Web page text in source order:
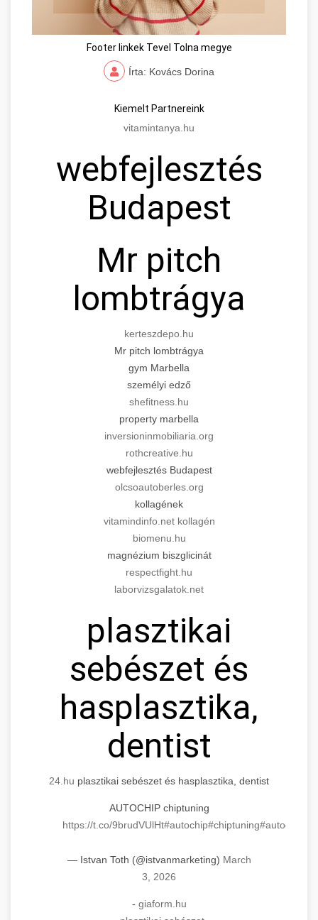
Footer linkek Tevel Tolna megye
Írta: Kovács Dorina
Kiemelt Partnereink
vitamintanya.hu
webfejlesztés
Budapest
Mr pitch
lombtrágya
kerteszdepo.hu
Mr pitch lombtrágya
gym Marbella
személyi edző
shefitness.hu
property marbella
inversioninmobiliaria.org
rothcreative.hu
webfejlesztés Budapest
olcsoautoberles.org
kollagének
vitamindinfo.net kollagén
biomenu.hu
magnézium biszglicinát
respectfight.hu
laborvizsgalatok.net
plasztikai
sebészet és
hasplasztika,
dentist
24.hu plasztikai sebészet és hasplasztika, dentist
AUTOCHIP chiptuning
https://t.co/9brudVUlHt#autochip#chiptuning#autochip
— Istvan Toth (@istvanmarketing) March
3, 2026
- giaform.hu